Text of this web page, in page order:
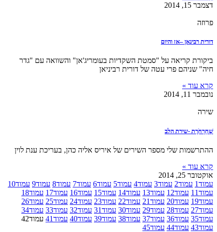
דצמבר 15, 2014
פרוזה
דורית רבינאן –אז והיום
ביקורת קריאה על "סמטת השקדיות בעומריג'אן" והשוואה עם "גדר
חיה" שניהם פרי עטה של דורית רביניאן
קרא עוד »
נובמבר 11, 2014
שירה
שְׁחַרְחֹרֶת -שירת הלב
ההתרשמות שלי מספר השירים של איריס אליה כהן, בעריכת ענת לוין
קרא עוד »
אוקטובר 25, 2014
עמוד1 עמוד2 עמוד3 עמוד4 עמוד5 עמוד6 עמוד7 עמוד8 עמוד9 עמוד10
עמוד11 עמוד12 עמוד13 עמוד14 עמוד15 עמוד16 עמוד17 עמוד18
עמוד19 עמוד20 עמוד21 עמוד22 עמוד23 עמוד24 עמוד25 עמוד26
עמוד27 עמוד28 עמוד29 עמוד30 עמוד31 עמוד32 עמוד33 עמוד34
עמוד35 עמוד36 עמוד37 עמוד38 עמוד39 עמוד40 עמוד41 עמוד42
עמוד43 עמוד44 עמוד45